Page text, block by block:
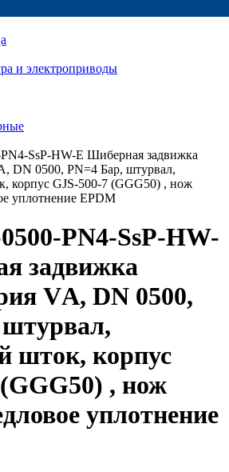
и электроприводы
SsP-HW-E Шиберная задвижка
DN 0500, PN=4 Бар, штурвал,
корпус GJS-500-7 (GGG50) , нож
уплотнение EPDM
PN4-SsP-HW-
задвижка
VА, DN 0500,
шток, корпус
, нож
уплотнение